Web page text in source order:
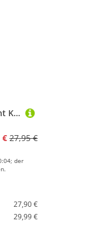
hummel First Seamless Tight Kids F2001 Schwarz, 6/8 (116-128) Kinder
€ 27,95 €
der
27,90 €
29,99 €